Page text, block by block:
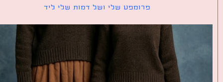
פרומפט שלי ושל דמות שלי ליד